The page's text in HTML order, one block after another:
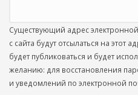
Существующий адрес
с сайта будут отсылаться на этот
будет публиковаться и будет
желанию: для восстановления
и уведомлений по электронной